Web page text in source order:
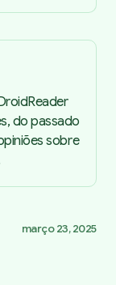
do passado
sobre
março 23, 2025